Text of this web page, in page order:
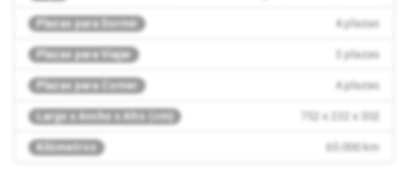
Plazas para Dormir 4 plazas
Plazas para Viajar 3 plazas
Plazas para Comer 4 plazas
Largo x Ancho x Alto (cm) 752 x 232 x 302
Kilómetros 65.000 km